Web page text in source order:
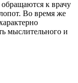
к врачу
Во время же
мыслительного и